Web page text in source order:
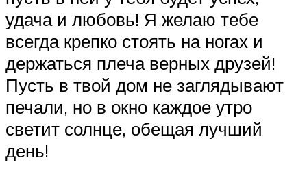
удача и любовь! Я желаю тебе
всегда крепко стоять на ногах и
держаться плеча верных друзей!
Пусть в твой дом не заглядывают
печали, но в окно каждое утро
светит солнце, обещая лучший
день!